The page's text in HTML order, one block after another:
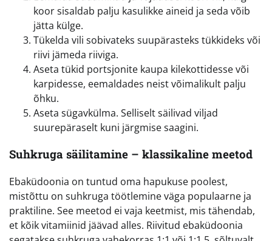
koor sisaldab palju kasulikke aineid ja seda võib
jätta külge.
Tükelda vili sobivateks suupärasteks tükkideks või
riivi jämeda riiviga.
Aseta tükid portsjonite kaupa kilekottidesse või
karpidesse, eemaldades neist võimalikult palju
õhku.
Aseta sügavkülma. Selliselt säilivad viljad
suurepäraselt kuni järgmise saagini.
Suhkruga säilitamine – klassikaline meetod
Ebaküdoonia on tuntud oma hapukuse poolest,
mistõttu on suhkruga töötlemine väga populaarne ja
praktiline. See meetod ei vaja keetmist, mis tähendab,
et kõik vitamiinid jäävad alles. Riivitud ebaküdoonia